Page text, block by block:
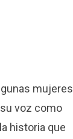
mujeres
voz como
historia que